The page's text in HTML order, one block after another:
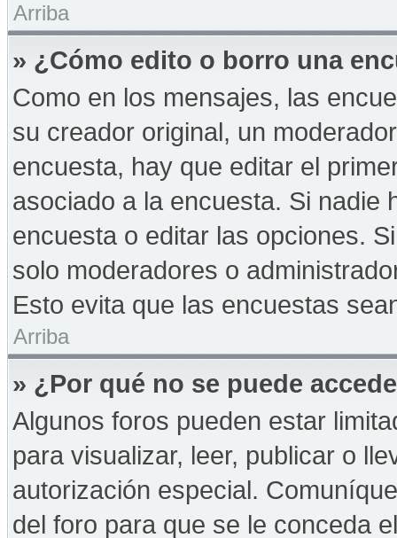
Arriba
» ¿Cómo edito o borro una
Como en los mensajes, las
su creador original, un
encuesta, hay que editar el
asociado a la encuesta. Si nadie
encuesta o editar las opciones.
solo moderadores o
Esto evita que las encuestas
Arriba
» ¿Por qué no se puede
Algunos foros pueden estar
para visualizar, leer, publicar o
autorización especial.
del foro para que se le conceda